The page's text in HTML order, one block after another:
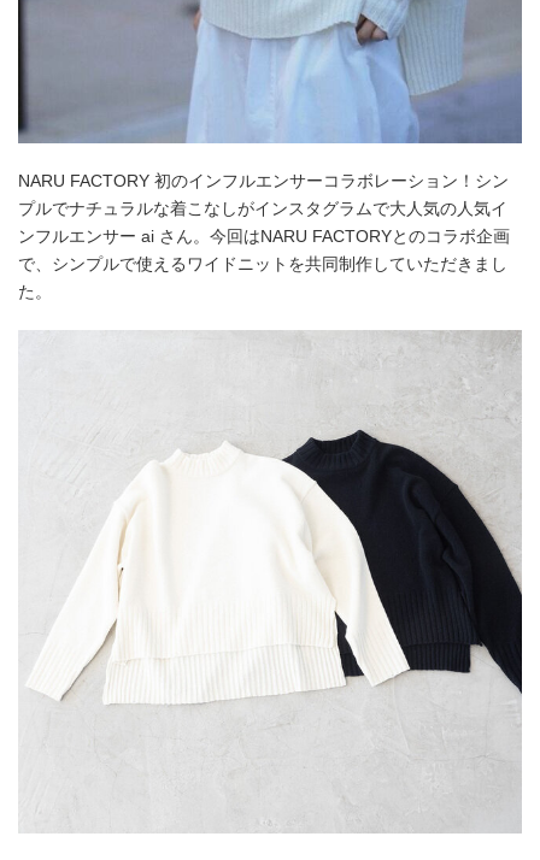
NARU FACTORY 初のインフルエンサーコラボレーション！シン
プルでナチュラルな着こなしがインスタグラムで大人気の人気イ
ンフルエンサー ai さん。今回はNARU FACTORYとのコラボ企画
で、シンプルで使えるワイドニットを共同制作していただきまし
た。